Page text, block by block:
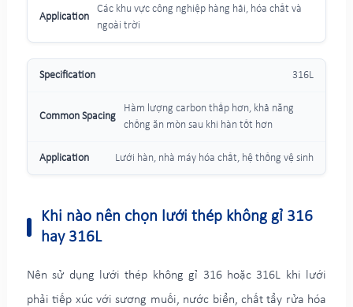
Các khu vực công nghiệp hàng hải, hóa chất và
ngoài trời
316L
Hàm lượng carbon thấp hơn, khả năng
chống ăn mòn sau khi hàn tốt hơn
Lưới hàn, nhà máy hóa chất, hệ thống vệ sinh
Khi nào nên chọn lưới thép không gỉ 316
hay 316L
Nên sử dụng lưới thép không gỉ 316 hoặc 316L khi lưới
phải tiếp xúc với sương muối, nước biển, chất tẩy rửa hóa